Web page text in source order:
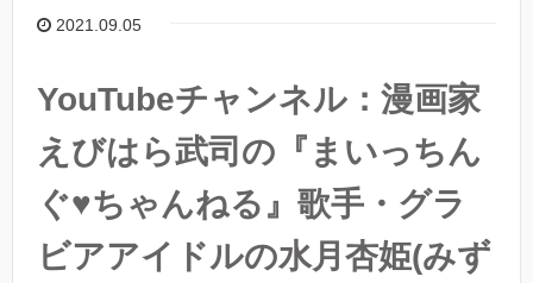
2021.09.05
YouTubeチャンネル：漫画家
えびはら武司の『まいっちん
ぐ♥ちゃんねる』歌手・グラ
ビアアイドルの水月杏姫(みず